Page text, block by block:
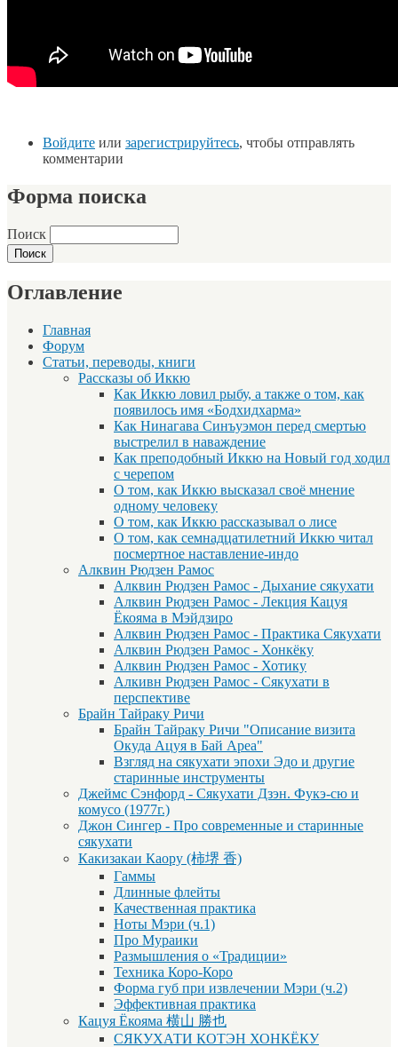
Войдите или зарегистрируйтесь, чтобы отправлять
комментарии
Форма поиска
Поиск
Оглавление
Главная
Форум
Статьи, переводы, книги
Рассказы об Иккю
Как Иккю ловил рыбу, а также о том, как
появилось имя «Бодхидхарма»
Как Нинагава Синъуэмон перед смертью
выстрелил в наваждение
Как преподобный Иккю на Новый год ходил
с черепом
О том, как Иккю высказал своё мнение
одному человеку
О том, как Иккю рассказывал о лисе
О том, как семнадцатилетний Иккю читал
посмертное наставление-индо
Алквин Рюдзен Рамос
Алквин Рюдзен Рамос - Дыхание сякухати
Алквин Рюдзен Рамос - Лекция Кацуя
Ёкояма в Мэйдзиро
Алквин Рюдзен Рамос - Практика Сякухати
Алквин Рюдзен Рамос - Хонкёку
Алквин Рюдзен Рамос - Хотику
Алкивн Рюдзен Рамос - Сякухати в
перспективе
Брайн Тайраку Ричи
Брайн Тайраку Ричи "Описание визита
Окуда Ацуя в Бай Ареа"
Взгляд на сякухати эпохи Эдо и другие
старинные инструменты
Джеймс Сэнфорд - Сякухати Дзэн. Фукэ-сю и
комусо (1977г.)
Джон Сингер - Про современные и старинные
сякухати
Какизакаи Каору (柿堺 香)
Гаммы
Длинные флейты
Качественная практика
Ноты Мэри (ч.1)
Про Мураики
Размышления о «Традиции»
Техника Коро-Коро
Форма губ при извлечении Мэри (ч.2)
Эффективная практика
Кацуя Ёкояма 横山 勝也
СЯКУХАТИ КОТЭН ХОНКЁКУ